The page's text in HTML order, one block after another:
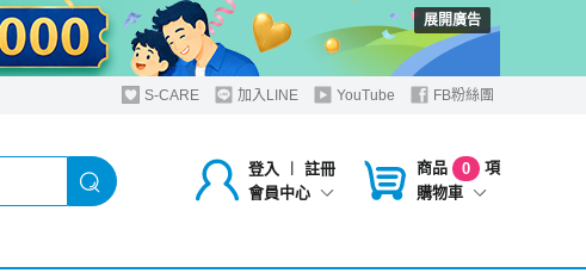
展開廣告
S-CARE 加入LINE YouTube FB粉絲團
登入 ︱
註冊
會員中心
商品 0
項
購物車